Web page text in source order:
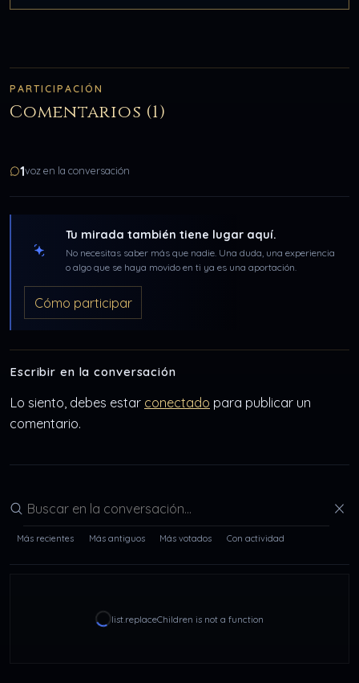
PARTICIPACIÓN
Comentarios (1)
1voz en la conversación
Tu mirada también tiene lugar aquí.
No necesitas saber más que nadie. Una duda, una experiencia
o algo que se haya movido en ti ya es una aportación.
Cómo participar
Escribir en la conversación
Lo siento, debes estar conectado para publicar un
comentario.
Buscar en la conversación
Más recientes Más antiguos Más votados Con actividad
list.replaceChildren is not a function